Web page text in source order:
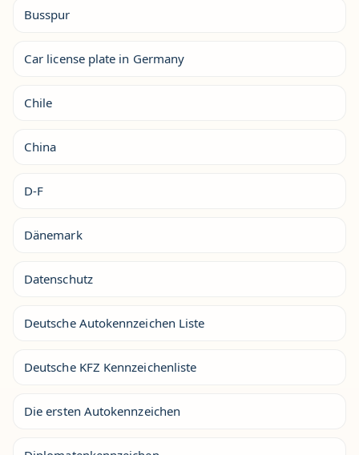
Busspur
Car license plate in Germany
Chile
China
D-F
Dänemark
Datenschutz
Deutsche Autokennzeichen Liste
Deutsche KFZ Kennzeichenliste
Die ersten Autokennzeichen